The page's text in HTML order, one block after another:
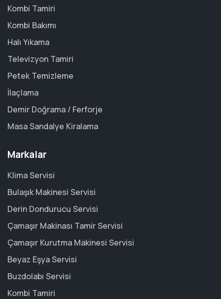
Kombi Tamiri
Kombi Bakımı
Halı Yıkama
Televizyon Tamiri
Petek Temizleme
İlaçlama
Demir Doğrama / Ferforje
Masa Sandalye Kiralama
Markalar
Klima Servisi
Bulaşık Makinesi Servisi
Derin Dondurucu Servisi
Çamaşır Makinası Tamir Servisi
Çamaşır Kurutma Makinesi Servisi
Beyaz Eşya Servisi
Buzdolabı Servisi
Kombi Tamiri